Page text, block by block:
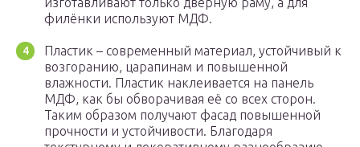
филёнки используют МДФ.
Пластик – современный материал, устойчивый к
возгоранию, царапинам и повышенной
влажности. Пластик наклеивается на панель
МДФ, как бы обворачивая её со всех сторон.
Таким образом получают фасад повышенной
прочности и устойчивости. Благодаря